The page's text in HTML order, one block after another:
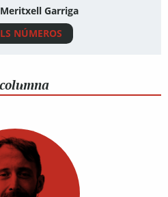
Garriga
NÚMEROS